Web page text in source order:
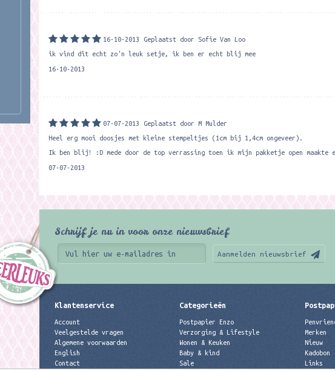
16-10-2013
Geplaatst door Sofie Van Loo
ik vind dit echt zo'n leuk setje, ik ben er echt blij mee
16-10-2013
07-07-2013
Geplaatst door M Mulder
Heel erg mooi doosjes met kleine stempeltjes (1cm bij 1,4cm ongeveer).
Ik ben blij! :D mede door de top verrassing toen ik mijn pakketje open maakte
07-07-2013
Schrijf je nu in voor onze nieuwsbrief
Aanmelden nieuwsbrief
Klantenservice
Account
Veelgestelde vragen
Algemene voorwaarden
English
Contact
Categorieën
Postpapier Enzo
Verzorging & Lifestyle
Wonen & Keuken
Baby & kind
Sale
Merken
Nieuw
Kadobon
Links